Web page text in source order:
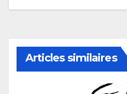
Articles similaires